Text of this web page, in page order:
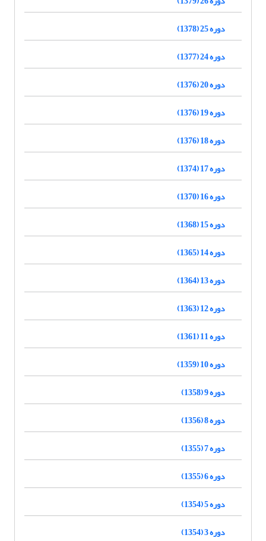
دوره 25 (1378)
دوره 24 (1377)
دوره 20 (1376)
دوره 19 (1376)
دوره 18 (1376)
دوره 17 (1374)
دوره 16 (1370)
دوره 15 (1368)
دوره 14 (1365)
دوره 13 (1364)
دوره 12 (1363)
دوره 11 (1361)
دوره 10 (1359)
دوره 9 (1358)
دوره 8 (1356)
دوره 7 (1355)
دوره 6 (1355)
دوره 5 (1354)
دوره 3 (1354)